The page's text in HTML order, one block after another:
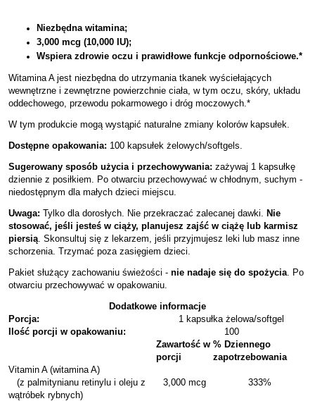
Niezbędna witamina;
3,000 mcg (10,000 IU);
Wspiera zdrowie oczu i prawidłowe funkcje odpornościowe.*
Witamina A jest niezbędna do utrzymania tkanek wyściełających
wewnętrzne i zewnętrzne powierzchnie ciała, w tym oczu, skóry, układu
oddechowego, przewodu pokarmowego i dróg moczowych.*
W tym produkcie mogą wystąpić naturalne zmiany kolorów kapsułek.
Dostępne opakowania: 100 kapsułek żelowych/softgels.
Sugerowany sposób użycia i przechowywania: zażywaj 1 kapsułkę
dziennie z posiłkiem. Po otwarciu przechowywać w chłodnym, suchym -
niedostępnym dla małych dzieci miejscu.
Uwaga: Tylko dla dorosłych. Nie przekraczać zalecanej dawki. Nie
stosować, jeśli jesteś w ciąży, planujesz zajść w ciążę lub karmisz
piersią. Skonsultuj się z lekarzem, jeśli przyjmujesz leki lub masz inne
schorzenia. Trzymać poza zasięgiem dzieci.
Pakiet służący zachowaniu świeżości - nie nadaje się do spożycia. Po
otwarciu przechowywać w opakowaniu.
Dodatkowe informacje
Porcja:
1 kapsułka żelowa/softgel
Ilość porcji w opakowaniu:
100
Zawartość w
porcji
% Dziennego
zapotrzebowania
Vitamin A (witamina A)
(z palmitynianu retinylu i oleju z
wątróbek rybnych)
3,000 mcg 333%